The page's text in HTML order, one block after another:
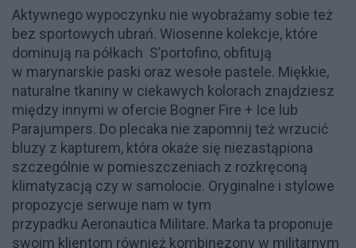
Aktywnego wypoczynku nie wyobrażamy sobie też
bez sportowych ubrań. Wiosenne kolekcje, które
dominują na półkach S’portofino, obfitują
w marynarskie paski oraz wesołe pastele. Miękkie,
naturalne tkaniny w ciekawych kolorach znajdziesz
między innymi w ofercie Bogner Fire + Ice lub
Parajumpers. Do plecaka nie zapomnij też wrzucić
bluzy z kapturem, która okaże się niezastąpiona
szczególnie w pomieszczeniach z rozkręconą
klimatyzacją czy w samolocie. Oryginalne i stylowe
propozycje serwuje nam w tym
przypadku Aeronautica Militare. Marka ta proponuje
swoim klientom również kombinezony w militarnym